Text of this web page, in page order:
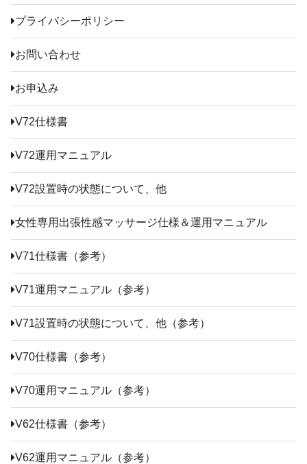
プライバシーポリシー
お問い合わせ
お申込み
V72仕様書
V72運用マニュアル
V72設置時の状態について、他
女性専用出張性感マッサージ仕様＆運用マニュアル
V71仕様書（参考）
V71運用マニュアル（参考）
V71設置時の状態について、他（参考）
V70仕様書（参考）
V70運用マニュアル（参考）
V62仕様書（参考）
V62運用マニュアル（参考）